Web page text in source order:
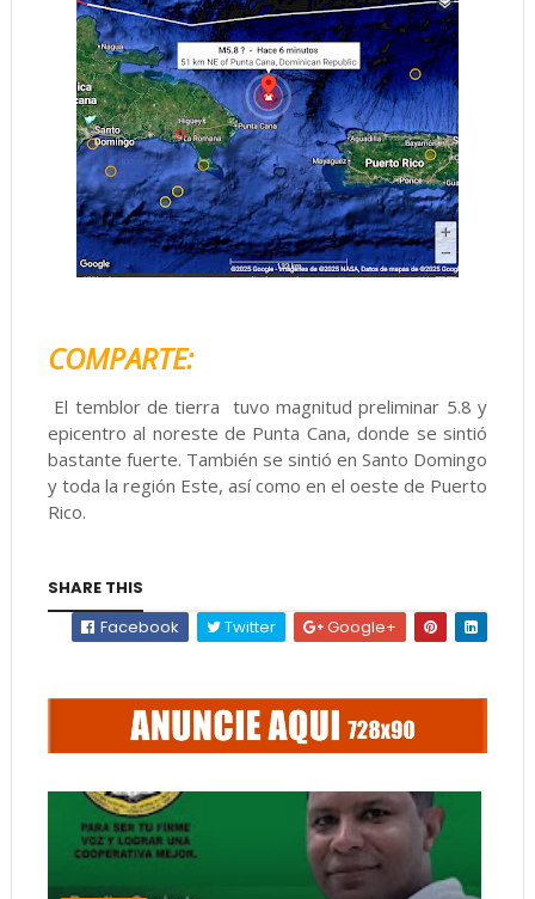
COMPARTE:
El temblor de tierra tuvo magnitud preliminar 5.8 y
epicentro al noreste de Punta Cana, donde se sintió
bastante fuerte. También se sintió en Santo Domingo
y toda la región Este, así como en el oeste de Puerto
Rico.
SHARE THIS
Facebook
Twitter Google+